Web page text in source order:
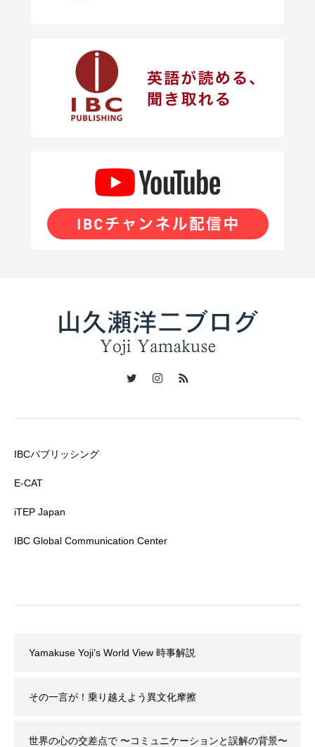
IBCパブリッシング
E-CAT
iTEP Japan
IBC Global Communication Center
Yamakuse Yoji’s World View 時事解説
その一言が！乗り越えよう異文化摩擦
世界の心の交差点で 〜コミュニケーションと誤解の背景〜